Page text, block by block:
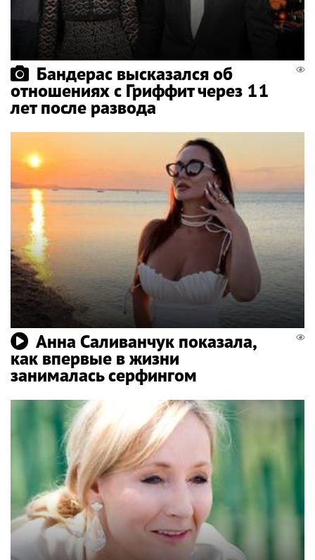
Бандерас высказался об
отношениях с Гриффит через 11
лет после развода
Анна Саливанчук показала,
как впервые в жизни
занималась серфингом